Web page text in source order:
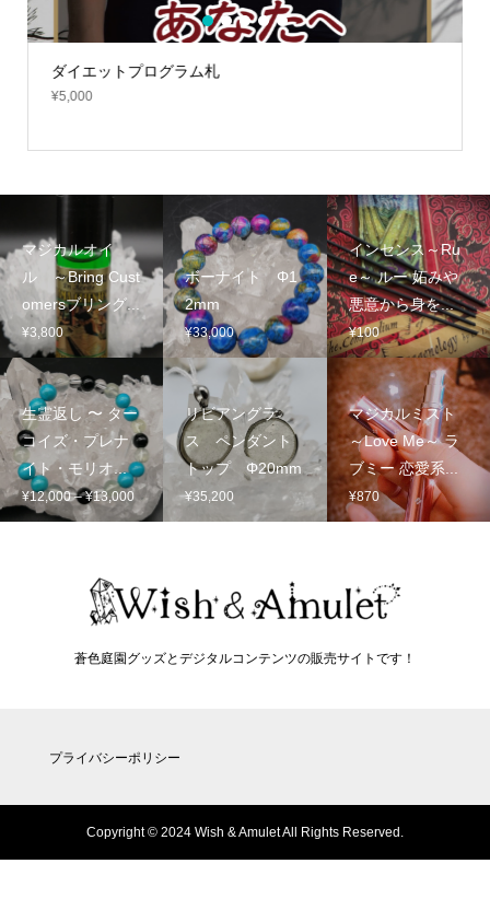
ダイエットプログラム札
¥5,000
1 2 3 4 5
マジカルオイ
ル ～Bring Cust
omersブリング...
¥3,800
ボーナイト Φ1
2mm
¥33,000
インセンス～Ru
e～ ルー 妬みや
悪意から身を...
¥100
生霊返し 〜 ター
コイズ・プレナ
イト・モリオ...
¥12,000 –¥13,000 価
格
–
¥13,000
リビアングラ
ス ペンダント
トップ Φ20mm
¥35,200
マジカルミスト
～Love Me～ ラ
ブミー 恋愛系...
¥870
蒼色庭園グッズとデジタルコンテンツの販売サイトです！
プライバシーポリシー
Copyright © 2024 Wish & Amulet All Rights Reserved.